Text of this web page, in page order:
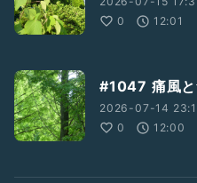
0
12:01
#1047 痛風
2026-07-14
0
12:00